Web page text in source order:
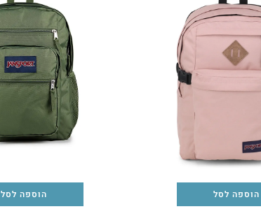
הוספה לסל הוספה לסל